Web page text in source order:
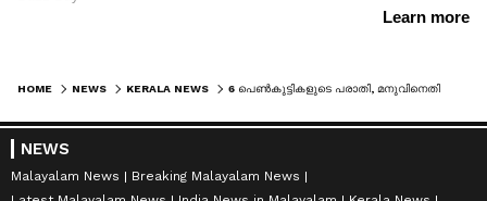
HOME NEWS KERALA NEWS
NEWS
Malayalam News
Breaking Malayalam News